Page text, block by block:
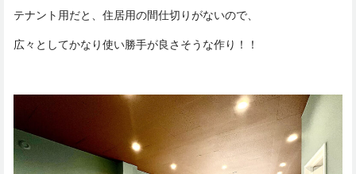
テナント用だと、住居用の間仕切りがないので、
広々としてかなり使い勝手が良さそうな作り！！